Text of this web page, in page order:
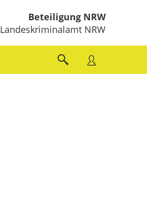
Beteiligung NRW
Landeskriminalamt NRW